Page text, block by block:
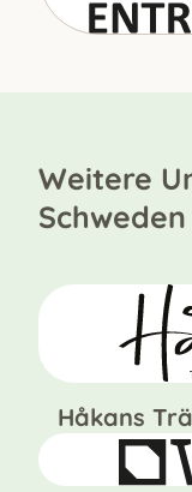
Weitere
Schweden
Håkans